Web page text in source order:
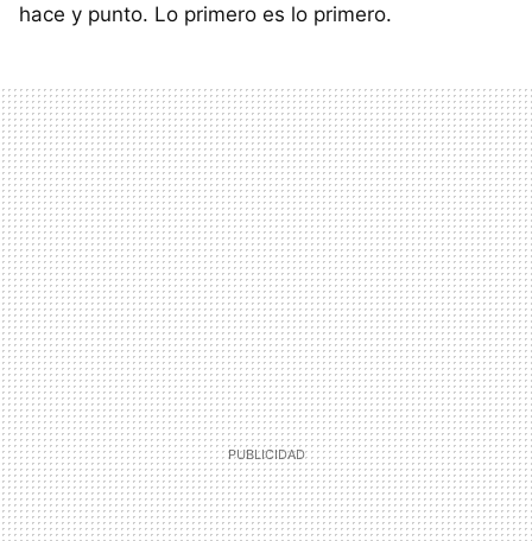
hace y punto. Lo primero es lo primero.